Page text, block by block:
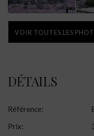
VOIR TOUTES LES
DÉTAILS
Référence:
Prix: